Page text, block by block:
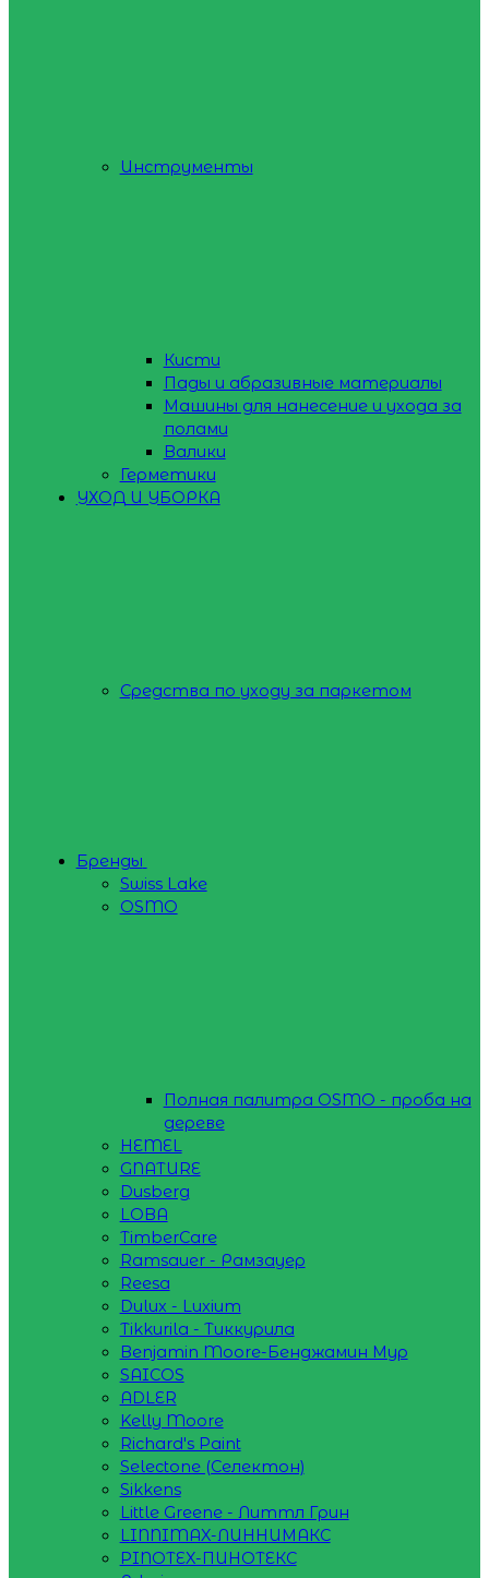
Инструменты
Кисти
Пады и абразивные материалы
Машины для нанесение и ухода за
полами
Валики
Герметики
УХОД И УБОРКА
Средства по уходу за паркетом
Бренды
Swiss Lake
OSMO
Полная палитра OSMO - проба на
дереве
HEMEL
GNATURE
Dusberg
LOBA
TimberCare
Ramsauer - Рамзауер
Reesa
Dulux - Luxium
Tikkurila - Тиккурила
Benjamin Moore-Бенджамин Мур
SAICOS
ADLER
Kelly Moore
Richard's Paint
Selectone (Селектон)
Sikkens
Little Greene - Литтл Грин
LINNIMAX-ЛИННИМАКС
PINOTEX-ПИНОТЕКС